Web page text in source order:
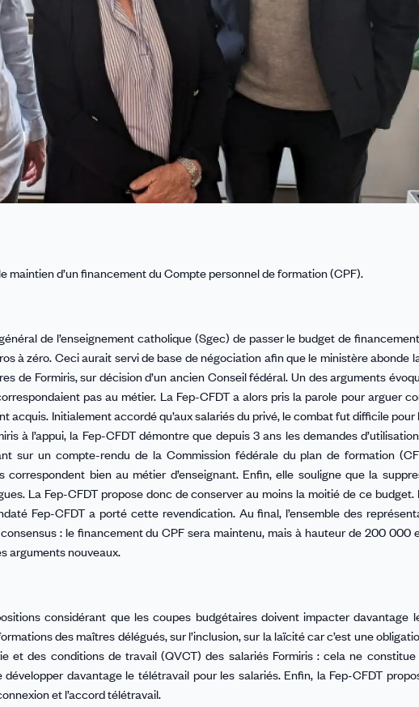
maintien d’un financement du Compte personnel de formation (CPF).
de l’enseignement catholique (Sgec) de passer le budget de
à zéro. Ceci aurait servi de base de négociation afin que le ministère abonde
de Formiris, sur décision d’un ancien Conseil fédéral. Un des arguments
pas au métier. La Fep-CFDT a alors pris la parole pour arguer
acquis. Initialement accordé qu’aux salariés du privé, le combat fut difficile pour
à l’appui, la Fep-CFDT démontre que depuis 3 ans les demandes
sur un compte-rendu de la Commission fédérale du plan de formation
bien au métier d’enseignant. Enfin, elle souligne que la
La Fep-CFDT propose donc de conserver au moins la moitié de ce budget.
Fep-CFDT a porté cette revendication. Au final, l’ensemble des
: le financement du CPF sera maintenu, mais à hauteur de 200 000
arguments nouveaux.
considérant que les coupes budgétaires doivent impacter davantage
des maîtres délégués, sur l’inclusion, sur la laïcité car c’est une
et des conditions de travail (QVCT) des salariés Formiris : cela ne
davantage le télétravail pour les salariés. Enfin, la Fep-CFDT
et l’accord télétravail.